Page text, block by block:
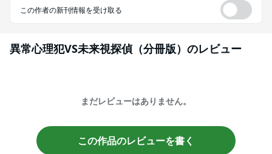
この作者の新刊情報を受け取る
異常心理犯VS未来視探偵（分冊版） のレビュー
まだレビューはありません。
この作品のレビューを書く